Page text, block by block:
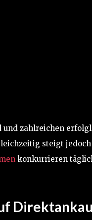
zahlreichen
steigt
konkurrieren